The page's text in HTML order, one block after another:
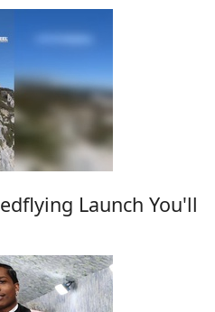
Launch You'll